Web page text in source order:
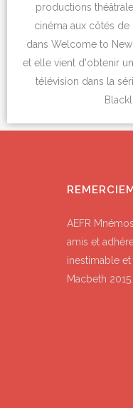
productions
cinéma aux côtés de
dans Welcome to New
et elle vient d'obtenir
télévision dans la
AEFR
amis et
inestimable
Macbeth 2015.